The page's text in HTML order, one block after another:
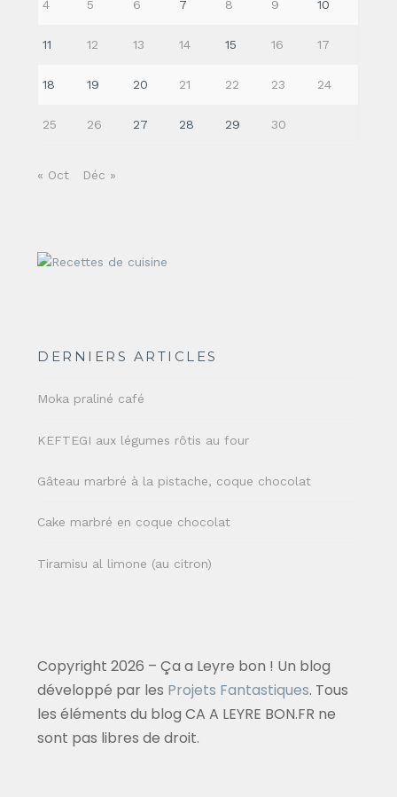
4 5 6 7 8 9 10
11 12 13 14 15 16 17
18 19 20 21 22 23 24
25 26 27 28 29 30
« Oct Déc »
DERNIERS ARTICLES
Moka praliné café
KEFTEGI aux légumes rôtis au four
Gâteau marbré à la pistache, coque chocolat
Cake marbré en coque chocolat
Tiramisu al limone (au citron)
Copyright 2026 – Ça a Leyre bon ! Un blog
développé par les Projets Fantastiques. Tous
les éléments du blog CA A LEYRE BON.FR ne
sont pas libres de droit.